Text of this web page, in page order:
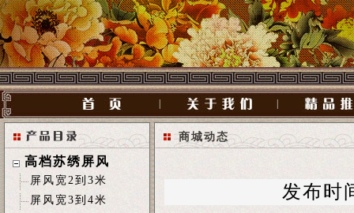
高档苏绣屏风
屏风宽2到3米
屏风宽3到4米
商城动态
发布时